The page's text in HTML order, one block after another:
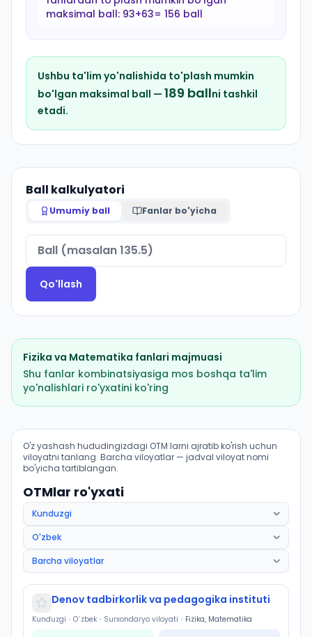
maksimal ball: 93+63= 156 ball
Ushbu ta'lim yo'nalishida to'plash mumkin
bo'lgan maksimal ball — 189 ballni tashkil
etadi.
Ball kalkulyatori
Umumiy ball Fanlar bo'yicha
Qo'llash
Fizika va Matematika fanlari majmuasi
Shu fanlar kombinatsiyasiga mos boshqa ta'lim
yo'nalishlari ro'yxatini ko'ring
Fizika (Uzun tumani): OTM lar bo'yicha kirish ballari
O'z yashash hududingizdagi OTM larni ajratib ko'rish uchun
viloyatni tanlang. Barcha viloyatlar — jadval viloyat nomi
bo'yicha tartiblangan.
OTMlar ro'yxati
Denov tadbirkorlik va pedagogika instituti
Kunduzgi • O`zbek • Surxondaryo viloyati • Fizika, Matematika